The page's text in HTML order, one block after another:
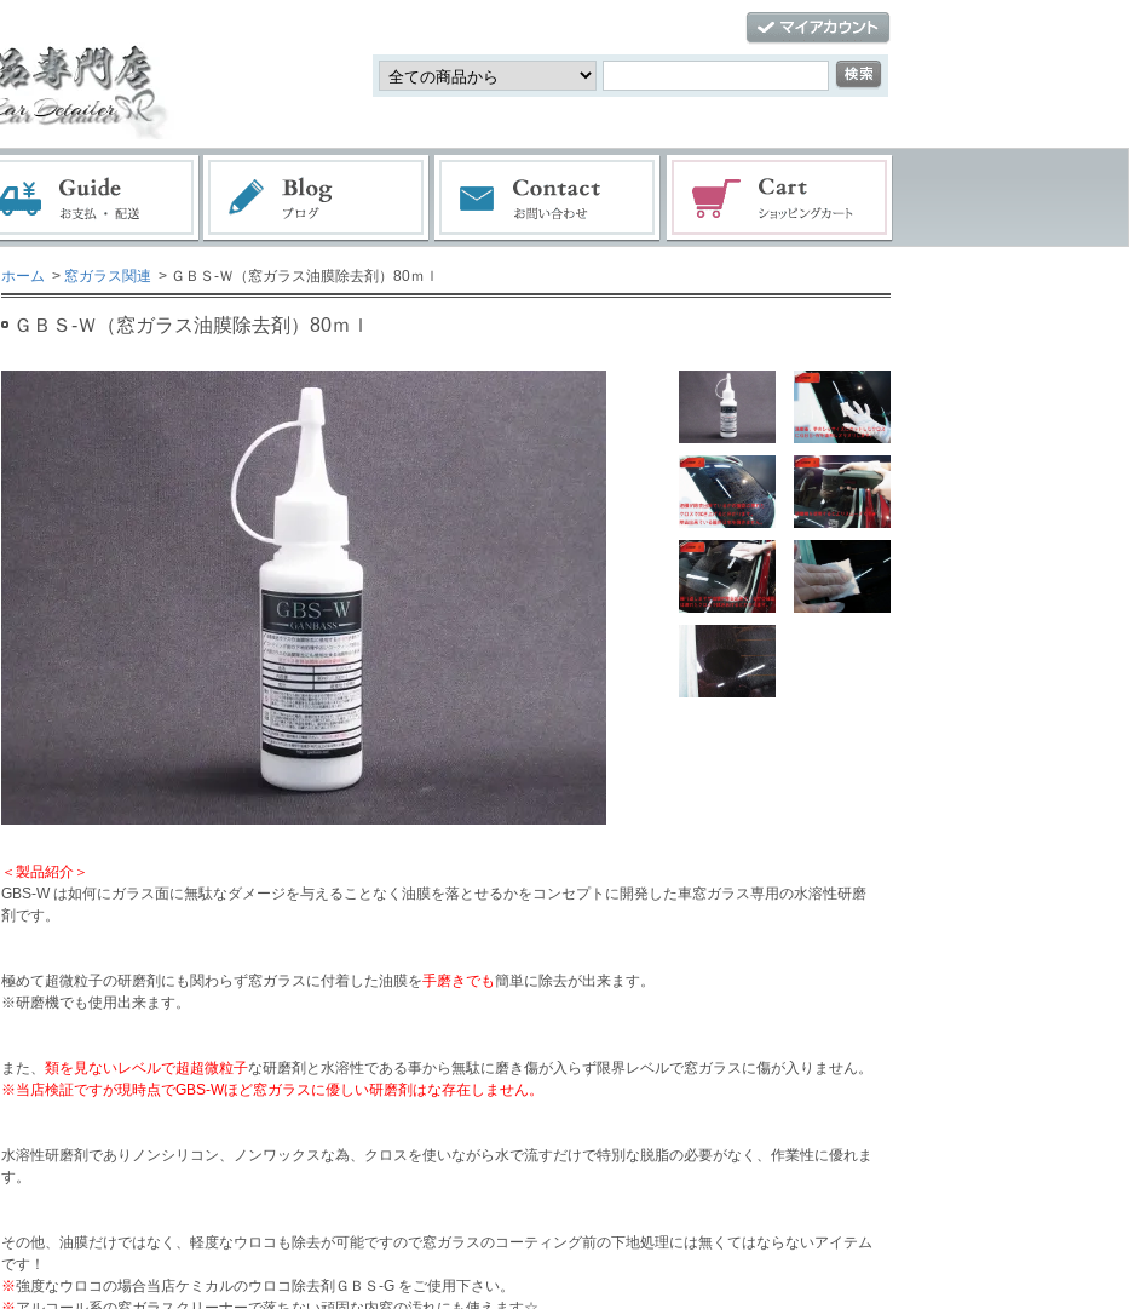
ホーム > 窓ガラス関連 > ＧＢＳ-Ｗ（窓ガラス油膜除去剤）80ｍｌ
ＧＢＳ-Ｗ（窓ガラス油膜除去剤）80ｍｌ
＜製品紹介＞
GBS-W は如何にガラス面に無駄なダメージを与えることなく油膜を落とせるかをコンセプトに開発した車窓ガラス専用の水溶性研磨
剤です。
極めて超微粒子の研磨剤にも関わらず窓ガラスに付着した油膜を手磨きでも簡単に除去が出来ます。
※研磨機でも使用出来ます。
また、 類を見ないレベルで超超微粒子な研磨剤と水溶性である事から無駄に磨き傷が入らず限界レベルで窓ガラスに傷が入りません。
※当店検証ですが現時点でGBS-Wほど窓ガラスに優しい研磨剤はな存在しません。
水溶性研磨剤でありノンシリコン、ノンワックスな為、クロスを使いながら水で流すだけで特別な脱脂の必要がなく、作業性に優れま
す。
その他、油膜だけではなく、軽度なウロコも除去が可能ですので窓ガラスのコーティング前の下地処理には無くてはならないアイテム
です！
※強度なウロコの場合当店ケミカルのウロコ除去剤ＧＢＳ-G をご使用下さい。